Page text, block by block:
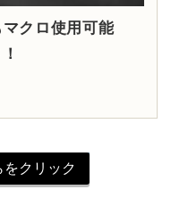
クロ使用可能
クリック